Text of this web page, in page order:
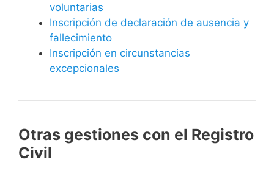
voluntarias
Inscripción de declaración de ausencia y
fallecimiento
Inscripción en circunstancias
excepcionales
Otras gestiones con el Registro
Civil